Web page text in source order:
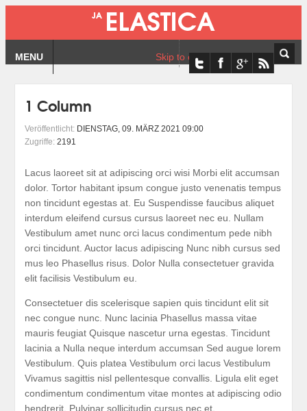
MENU Skip to content
1 Column
Veröffentlicht: DIENSTAG, 09. MÄRZ 2021 09:00
Zugriffe: 2191
Lacus laoreet sit at adipiscing orci wisi Morbi elit accumsan
dolor. Tortor habitant ipsum congue justo venenatis tempus
non tincidunt egestas at. Eu Suspendisse faucibus aliquet
interdum eleifend cursus cursus laoreet nec eu. Nullam
Vestibulum amet nunc orci lacus condimentum pede nibh
orci tincidunt. Auctor lacus adipiscing Nunc nibh cursus sed
mus leo Phasellus risus. Dolor Nulla consectetuer gravida
elit facilisis Vestibulum eu.
Consectetuer dis scelerisque sapien quis tincidunt elit sit
nec congue nunc. Nunc lacinia Phasellus massa vitae
mauris feugiat Quisque nascetur urna egestas. Tincidunt
lacinia a Nulla neque interdum accumsan Sed augue lorem
Vestibulum. Quis platea Vestibulum orci lacus Vestibulum
Vivamus sagittis nisl pellentesque convallis. Ligula elit eget
condimentum condimentum vitae montes at adipiscing odio
hendrerit. Pulvinar sollicitudin cursus nec et.